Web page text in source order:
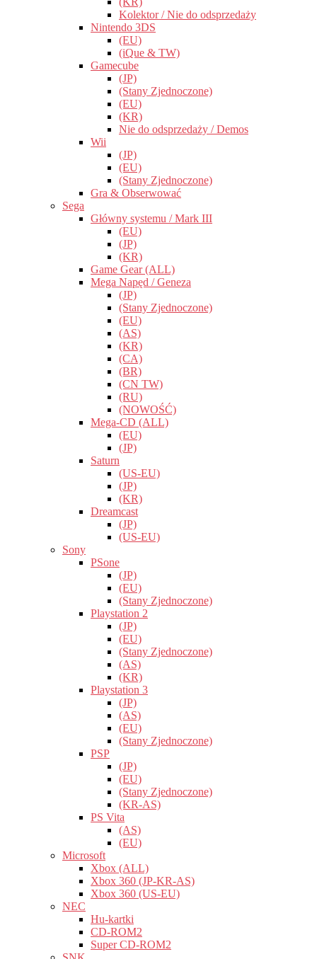
Kolektor / Nie do odsprzedaży
Nintendo 3DS
(EU)
(iQue & TW)
Gamecube
(JP)
(Stany Zjednoczone)
(EU)
(KR)
Nie do odsprzedaży / Demos
Wii
(JP)
(EU)
(Stany Zjednoczone)
Gra & Obserwować
Sega
Główny systemu / Mark III
(EU)
(JP)
(KR)
Game Gear (ALL)
Mega Napęd / Geneza
(JP)
(Stany Zjednoczone)
(EU)
(AS)
(KR)
(CA)
(BR)
(CN TW)
(RU)
(NOWOŚĆ)
Mega-CD (ALL)
(EU)
(JP)
Saturn
(US-EU)
(JP)
(KR)
Dreamcast
(JP)
(US-EU)
Sony
PSone
(JP)
(EU)
(Stany Zjednoczone)
Playstation 2
(JP)
(EU)
(Stany Zjednoczone)
(AS)
(KR)
Playstation 3
(JP)
(AS)
(EU)
(Stany Zjednoczone)
PSP
(JP)
(EU)
(Stany Zjednoczone)
(KR-AS)
PS Vita
(AS)
(EU)
Microsoft
Xbox (ALL)
Xbox 360 (JP-KR-AS)
Xbox 360 (US-EU)
NEC
Hu-kartki
CD-ROM2
Super CD-ROM2